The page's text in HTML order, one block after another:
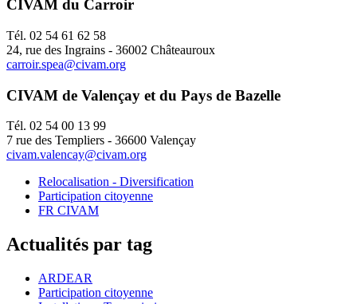
CIVAM du Carroir
Tél. 02 54 61 62 58
24, rue des Ingrains - 36002 Châteauroux
carroir.spea@civam.org
CIVAM de Valençay et du Pays de Bazelle
Tél. 02 54 00 13 99
7 rue des Templiers - 36600 Valençay
civam.valencay@civam.org
Relocalisation - Diversification
Participation citoyenne
FR CIVAM
Actualités par tag
ARDEAR
Participation citoyenne